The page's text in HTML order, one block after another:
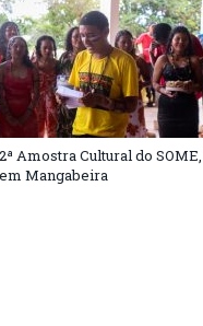
2ª Amostra Cultural do SOME,
em Mangabeira